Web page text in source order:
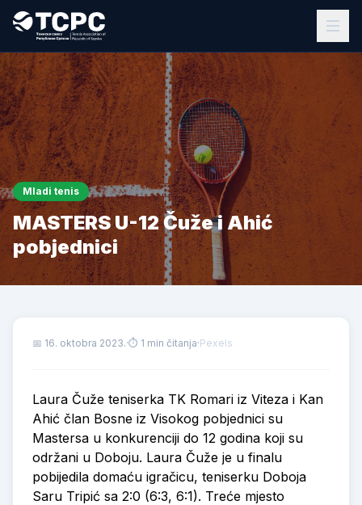
Mladi tenis
MASTERS U-12 Čuže i Ahić
pobjednici
📅 16. oktobra 2023.·⏱ 1 min čitanja·Pexels
Laura Čuže teniserka TK Romari iz Viteza i Kan
Ahić član Bosne iz Visokog pobjednici su
Mastersa u konkurenciji do 12 godina koji su
održani u Doboju. Laura Čuže je u finalu
pobijedila domaću igračicu, teniserku Doboja
Saru Tripić sa 2:0 (6:3, 6:1). Treće mjesto